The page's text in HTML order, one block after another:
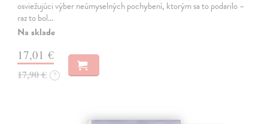
osviežujúci výber neúmyselných pochybení, ktorým sa to podarilo –
raz to bol…
Na sklade
17,01 €
17,90 € ?